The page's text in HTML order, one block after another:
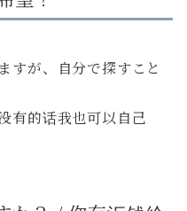
すが、自分で探すこと
有的话我也可以自己